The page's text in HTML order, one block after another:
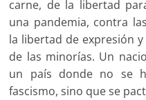
carne, de la libertad
una pandemia, contra
la libertad de expresión
de las minorías. Un
un país donde no se
fascismo, sino que se